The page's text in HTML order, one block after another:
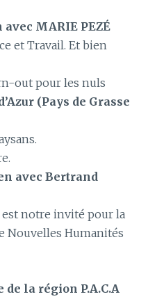
MARIE PEZÉ
et Travail. Et bien
out pour les nuls
(Pays de Grasse
avec Bertrand
notre invité pour la
Nouvelles Humanités
la région P.A.C.A